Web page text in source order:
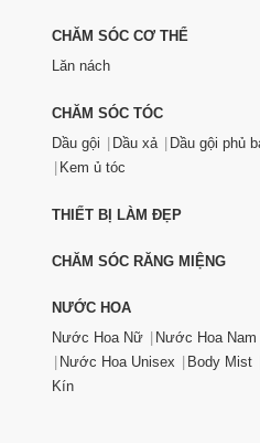
CHĂM SÓC CƠ THỂ
Lăn nách
CHĂM SÓC TÓC
Dầu gội
Dầu xả Dầu gội phủ
Kem ủ tóc
THIẾT BỊ LÀM ĐẸP
CHĂM SÓC RĂNG MIỆNG
NƯỚC HOA
Nước Hoa Nữ
Nước Hoa Nam
Nước Hoa Unisex
Body Mist
Kín